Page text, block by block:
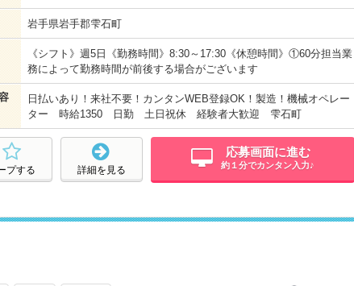
岩手県岩手郡雫石町
《シフト》週5日《勤務時間》8:30～17:30《休憩時間》①60分担当業
務によって勤務時間が前後する場合がございます
日払いあり！来社不要！カンタンWEB登録OK！製造！機械オペレー
ター 時給1350 日勤 土日祝休 経験者大歓迎 雫石町
応募画面に進む
約１分でカンタン入力♪
詳細を見る
プする